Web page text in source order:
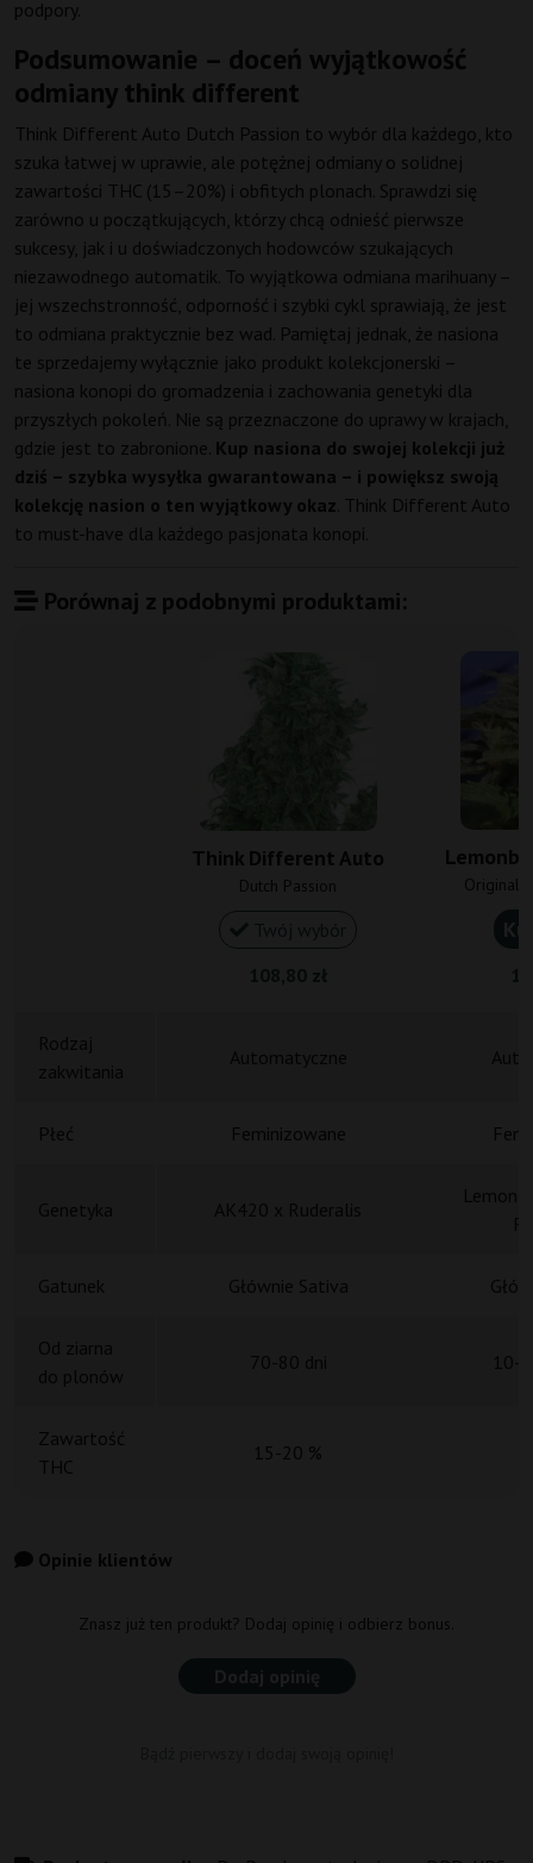
podpory.
Podsumowanie – doceń wyjątkowość
odmiany think different
Think Different Auto Dutch Passion to wybór dla każdego, kto
szuka łatwej w uprawie, ale potężnej odmiany o solidnej
zawartości THC (15–20%) i obfitych plonach. Sprawdzi się
zarówno u początkujących, którzy chcą odnieść pierwsze
sukcesy, jak i u doświadczonych hodowców szukających
niezawodnego automatik. To wyjątkowa odmiana marihuany –
jej wszechstronność, odporność i szybki cykl sprawiają, że jest
to odmiana praktycznie bez wad. Pamiętaj jednak, że nasiona
te sprzedajemy wyłącznie jako produkt kolekcjonerski –
nasiona konopi do gromadzenia i zachowania genetyki dla
przyszłych pokoleń. Nie są przeznaczone do uprawy w krajach,
gdzie jest to zabronione. Kup nasiona do swojej kolekcji już
dziś – szybka wysyłka gwarantowana – i powiększ swoją
kolekcję nasion o ten wyjątkowy okaz . Think Different Auto
to must-have dla każdego pasjonata konopi.
Porównaj z podobnymi produktami:
Think Different Auto
Dutch Passion Original
Płeć Feminizowane
Gatunek Głównie Sativa
Zawartość
THC
15-20 %
Opinie klientów
Znasz już ten produkt? Dodaj opinię i odbierz bonus.
Dodaj opinię